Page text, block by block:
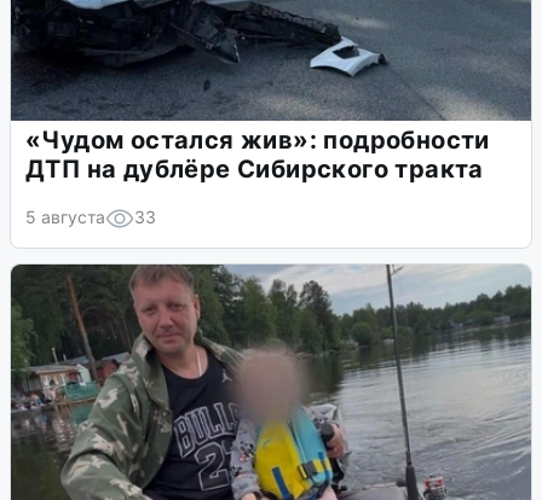
«Чудом остался жив»: подробности
ДТП на дублёре Сибирского тракта
5 августа 33